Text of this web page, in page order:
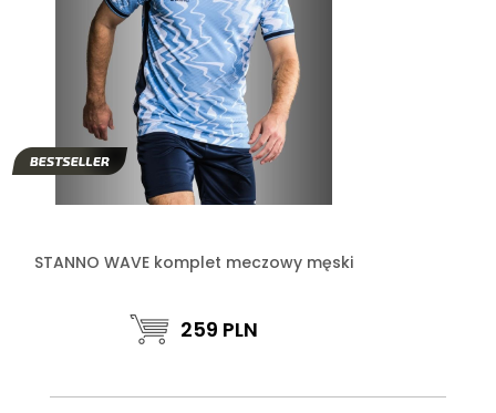
STANNO WAVE komplet meczowy męski
259 PLN